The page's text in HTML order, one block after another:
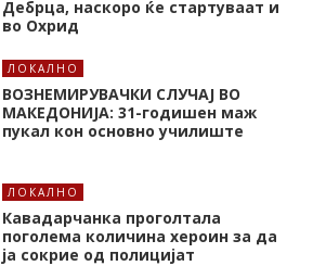
Дебрца, наскоро ќе стартуваат и
во Охрид
ЛОКАЛНО
ВОЗНЕМИРУВАЧКИ СЛУЧАЈ ВО
МАКЕДОНИЈА: 31-годишен маж
пукал кон основнo училиште
ЛОКАЛНО
Кавадарчанка проголтала
поголема количина хероин за да
ја сокрие од полицијат